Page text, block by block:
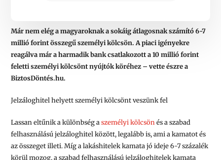
Már nem elég a magyaroknak a sokáig átlagosnak számító 6-7
millió forint összegű személyi kölcsön. A piaci igényekre
reagálva már a harmadik bank csatlakozott a 10 millió forint
feletti személyi kölcsönt nyújtók köréhez – vette észre a
BiztosDöntés.hu.
Jelzáloghitel helyett személyi kölcsönt veszünk fel
Lassan eltűnik a különbség aszemélyi kölcsönés a szabad
felhasználású jelzáloghitel között, legalább is, ami a kamatot és
az összeget illeti. Míg a lakáshitelek kamata jó ideje 6-7 százalék
körül mozog, a szabad felhasználású jelzáloghitelek kamata